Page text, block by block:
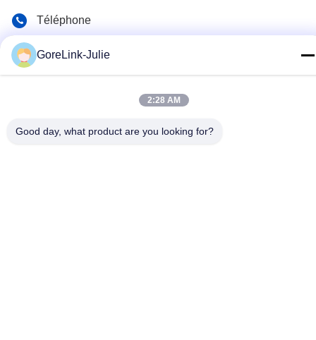
Téléphone
4F, bâtiment E, centre Shentou, rue Huilong n° 1, district de
GoreLink-Julie
2:28 AM
Good day, what product are you looking for?